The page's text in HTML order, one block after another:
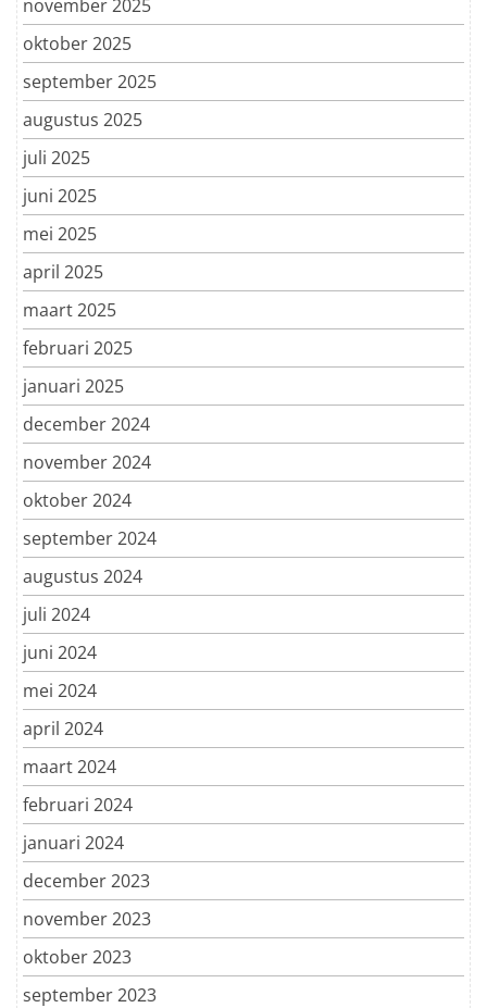
november 2025
oktober 2025
september 2025
augustus 2025
juli 2025
juni 2025
mei 2025
april 2025
maart 2025
februari 2025
januari 2025
december 2024
november 2024
oktober 2024
september 2024
augustus 2024
juli 2024
juni 2024
mei 2024
april 2024
maart 2024
februari 2024
januari 2024
december 2023
november 2023
oktober 2023
september 2023